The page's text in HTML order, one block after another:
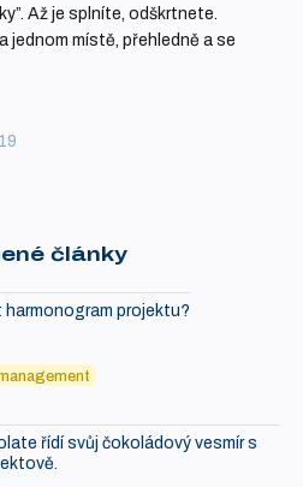
Až je splníte, odškrtnete.
jednom místě, přehledně a se
články
harmonogram projektu?
řídí svůj čokoládový vesmír s